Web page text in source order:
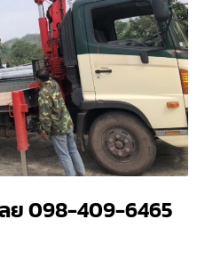
ลย 098-409-6465